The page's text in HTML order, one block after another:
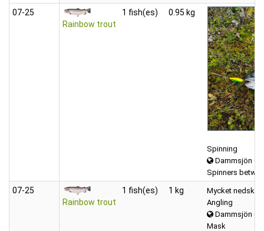
07‑25
Rainbow trout
1 fish(es) 0.95 kg
Spinning
Dammsjön
Spinners
07‑25
Rainbow trout
1 fish(es) 1 kg
Mycket
Angling
Dammsjön
Mask